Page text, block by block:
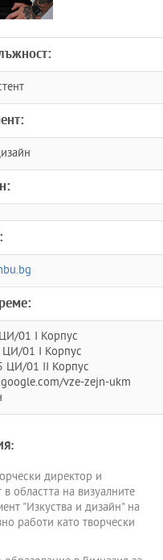
01 I Корпус
ЦИ/01 I Корпус
ЦИ/01 II Корпус
vze-zejn-ukm
директор и
областта на визуалните
"Изкуства и дизайн" на
работи като творчески